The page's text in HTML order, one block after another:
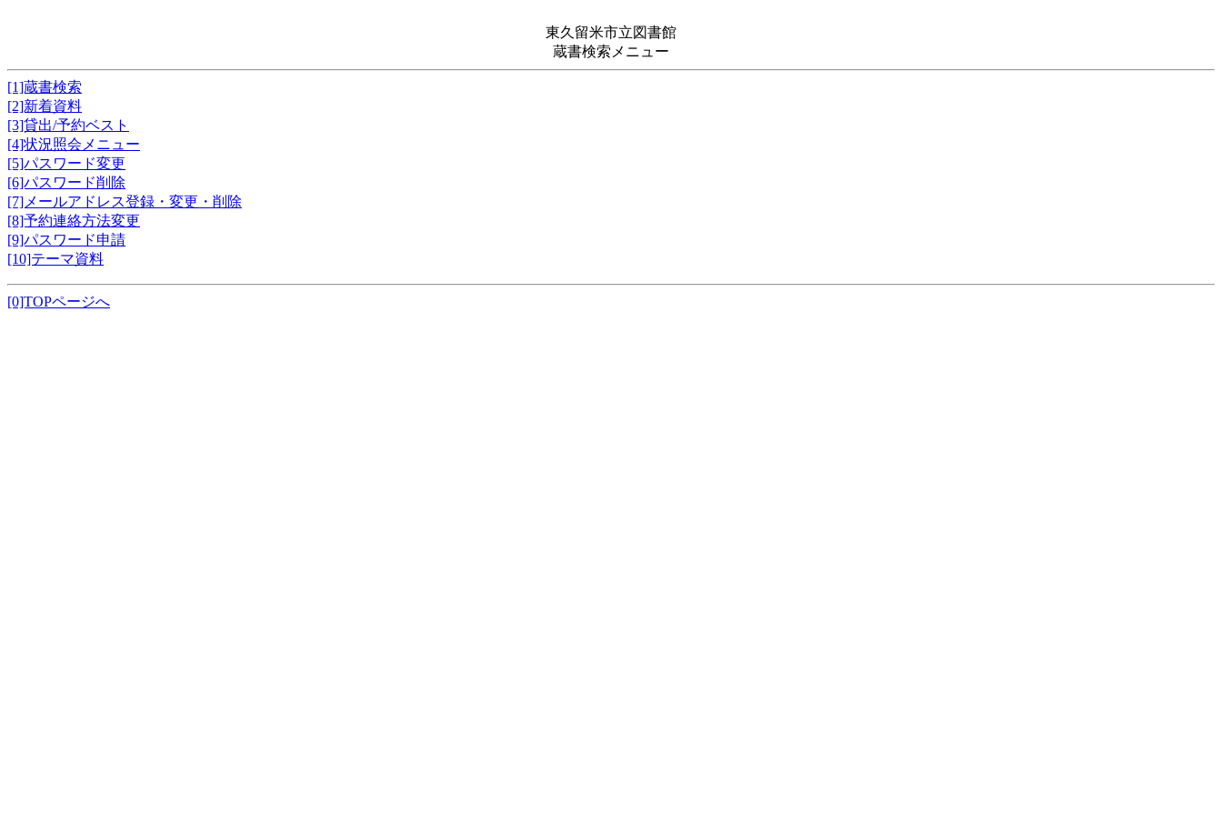
東久留米市立図書館
蔵書検索メニュー
[1]蔵書検索
[2]新着資料
[3]貸出/予約ベスト
[4]状況照会メニュー
[5]パスワード変更
[6]パスワード削除
[7]メールアドレス登録・変更・削除
[8]予約連絡方法変更
[9]パスワード申請
[10]テーマ資料
[0]TOPページへ